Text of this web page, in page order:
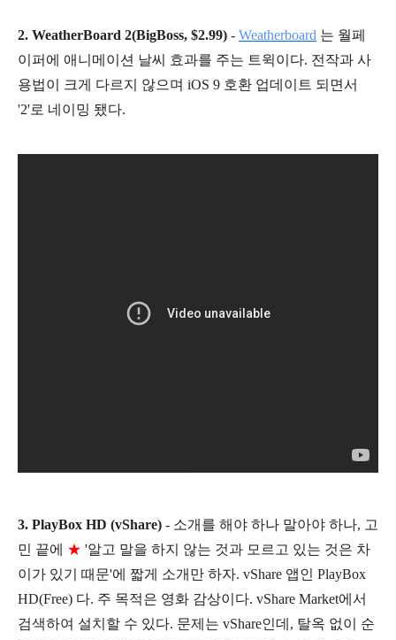
2. WeatherBoard 2(BigBoss, $2.99) - Weatherboard 는 월페
이퍼에 애니메이션 날씨 효과를 주는 트윅이다. 전작과 사
용법이 크게 다르지 않으며 iOS 9 호환 업데이트 되면서
'2'로 네이밍 됐다.
3. PlayBox HD (vShare) - 소개를 해야 하나 말아야 하나, 고
민 끝에 ★ '알고 말을 하지 않는 것과 모르고 있는 것은 차
이가 있기 때문'에 짧게 소개만 하자. vShare 앱인 PlayBox
HD(Free) 다. 주 목적은 영화 감상이다. vShare Market에서
검색하여 설치할 수 있다. 문제는 vShare인데, 탈옥 없이 순